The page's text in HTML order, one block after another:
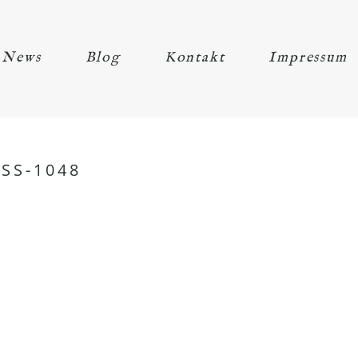
News Blog Kontakt Impressum
1048